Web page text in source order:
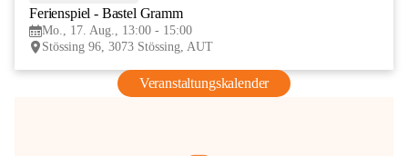
Ferienspiel - Bastel Gramm
Mo., 17. Aug., 13:00 - 15:00
Stössing 96, 3073 Stössing, AUT
Veranstaltungskalender